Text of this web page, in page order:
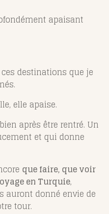
apaisant
ces destinations que je
elle apaise.
après être rentré. Un
et qui donne
que faire, que voir
en Turquie,
auront donné envie de
tour.